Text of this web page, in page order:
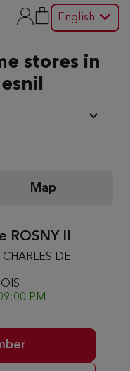
English
stores in
Map
ROSNY II
DE
PM